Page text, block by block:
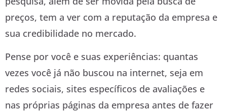
preços, tem a ver com a reputação da empresa e
sua credibilidade no mercado.
Pense por você e suas experiências: quantas
vezes você já não buscou na internet, seja em
redes sociais, sites específicos de avaliações e
nas próprias páginas da empresa antes de fazer